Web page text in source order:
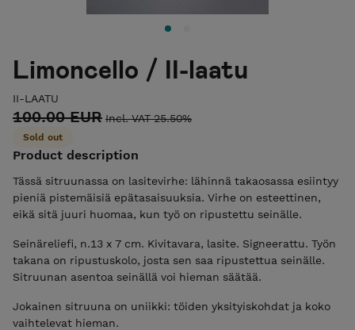
Limoncello / II-laatu
II-LAATU
100.00 EUR Incl. VAT 25.50%
Sold out
Product description
Tässä sitruunassa on lasitevirhe: lähinnä takaosassa esiintyy
pieniä pistemäisiä epätasaisuuksia. Virhe on esteettinen,
eikä sitä juuri huomaa, kun työ on ripustettu seinälle.
Seinäreliefi, n.13 x 7 cm. Kivitavara, lasite. Signeerattu. Työn
takana on ripustuskolo, josta sen saa ripustettua seinälle.
Sitruunan asentoa seinällä voi hieman säätää.
Jokainen sitruuna on uniikki: töiden yksityiskohdat ja koko
vaihtelevat hieman.